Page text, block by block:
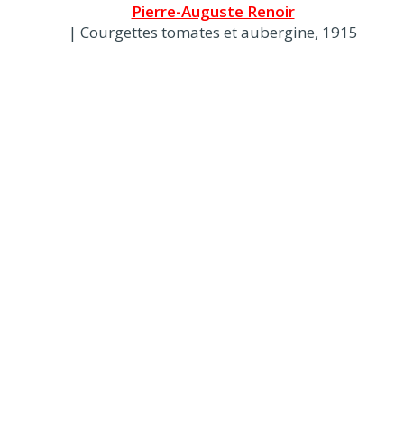
Pierre-Auguste Renoir
| Courgettes tomates et aubergine, 1915